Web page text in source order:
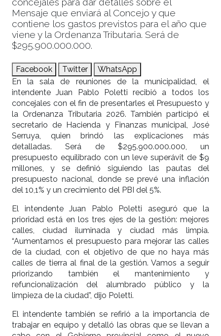
Mensaje que enviará al Concejo y que
contiene los gastos previstos para el año que
viene y la Ordenanza Tributaria. Será de
$295.900.000.000.
Facebook Twitter
WhatsApp
En la sala de reuniones de la municipalidad, el
intendente Juan Pablo Poletti recibió a todos los
concejales con el fin de presentarles el Presupuesto y
la Ordenanza Tributaria 2026. También participó el
secretario de Hacienda y Finanzas municipal, José
Serruya, quien brindó las explicaciones más
detalladas. Será de $295.900.000.000, un
presupuesto equilibrado con un leve superávit de $9
millones, y se definió siguiendo las pautas del
presupuesto nacional, donde se prevé una inflación
del 10,1% y un crecimiento del PBI del 5%.
El intendente Juan Pablo Poletti aseguró que la
prioridad está en los tres ejes de la gestión: mejores
calles, ciudad iluminada y ciudad más limpia.
“Aumentamos el presupuesto para mejorar las calles
de la ciudad, con el objetivo de que no haya más
calles de tierra al final de la gestión. Vamos a seguir
priorizando también el mantenimiento y
refuncionalización del alumbrado público y la
limpieza de la ciudad”, dijo Poletti.
El intendente también se refirió a la importancia de
trabajar en equipo y detalló las obras que se llevan a